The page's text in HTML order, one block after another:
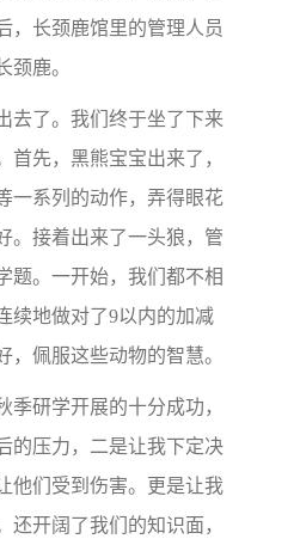
，长颈鹿馆里的管理人员
颈鹿。
去了。我们终于坐了下来
首先，黑熊宝宝出来了，
一系列的动作，弄得眼花
。接着出来了一头狼，管
题。一开始，我们都不相
续地做对了9以内的加减
，佩服这些动物的智慧。
研学开展的十分成功，
的压力，二是让我下定决
他们受到伤害。更是让我
还开阔了我们的知识面，